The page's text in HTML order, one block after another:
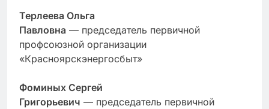
Терлеева Ольга
Павловна — председатель первичной
профсоюзной организации
«Красноярскэнергосбыт»
Фоминых Сергей
Григорьевич — председатель первичной